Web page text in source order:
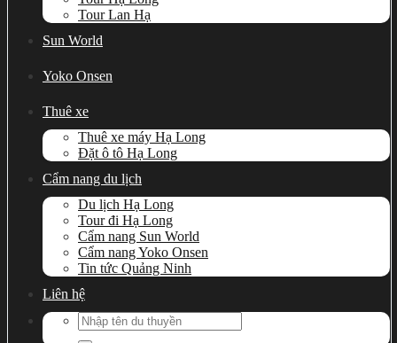
Tour Lan Hạ
Sun World
Yoko Onsen
Thuê xe
Thuê xe máy Hạ Long
Đặt ô tô Hạ Long
Cẩm nang du lịch
Du lịch Hạ Long
Tour đi Hạ Long
Cẩm nang Sun World
Cẩm nang Yoko Onsen
Tin tức Quảng Ninh
Liên hệ
Search
for: